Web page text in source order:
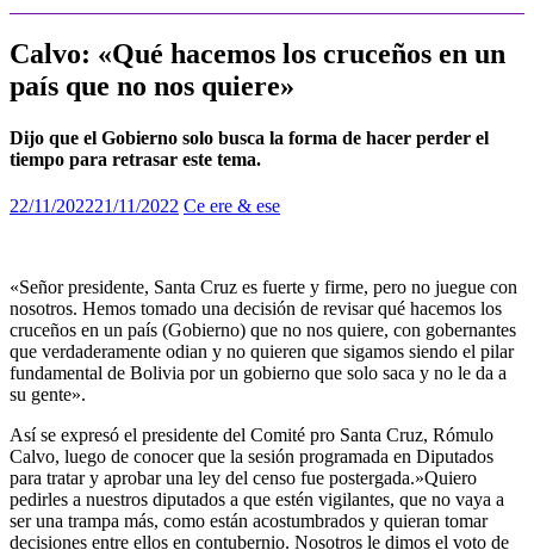
Calvo: «Qué hacemos los cruceños en un
país que no nos quiere»
Dijo que el Gobierno solo busca la forma de hacer perder el
tiempo para retrasar este tema.
22/11/202221/11/2022 Ce ere & ese
«Señor presidente, Santa Cruz es fuerte y firme, pero no juegue con
nosotros. Hemos tomado una decisión de revisar qué hacemos los
cruceños en un país (Gobierno) que no nos quiere, con gobernantes
que verdaderamente odian y no quieren que sigamos siendo el pilar
fundamental de Bolivia por un gobierno que solo saca y no le da a
su gente».
Así se expresó el presidente del Comité pro Santa Cruz, Rómulo
Calvo, luego de conocer que la sesión programada en Diputados
para tratar y aprobar una ley del censo fue postergada.»Quiero
pedirles a nuestros diputados a que estén vigilantes, que no vaya a
ser una trampa más, como están acostumbrados y quieran tomar
decisiones entre ellos en contubernio. Nosotros le dimos el voto de